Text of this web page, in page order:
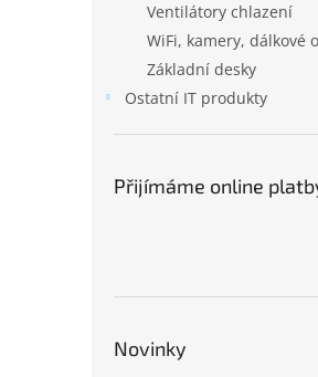
Ventilátory chlazení
WiFi, kamery, dálkové
Základní desky
Ostatní IT produkty
Přijímáme online
Novinky